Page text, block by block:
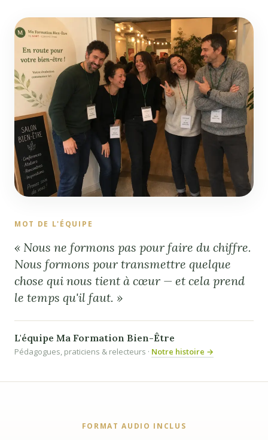
MOT DE L'ÉQUIPE
« Nous ne formons pas pour faire du chiffre.
Nous formons pour transmettre quelque
chose qui nous tient à cœur — et cela prend
le temps qu'il faut. »
L'équipe Ma Formation Bien-Être
Pédagogues, praticiens & relecteurs · Notre histoire →
FORMAT AUDIO INCLUS